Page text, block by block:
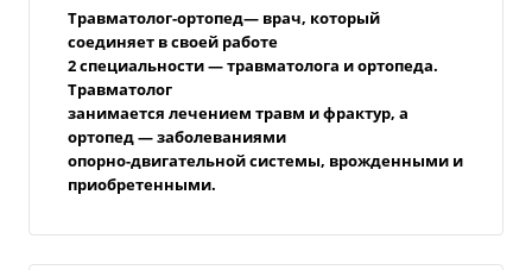
Травматолог-ортопед— врач, который
соединяет в своей работе
2 специальности — травматолога и ортопеда.
Травматолог
занимается лечением травм и фрактур, а
ортопед — заболеваниями
опорно-двигательнойсистемы, врожденными и
приобретенными.